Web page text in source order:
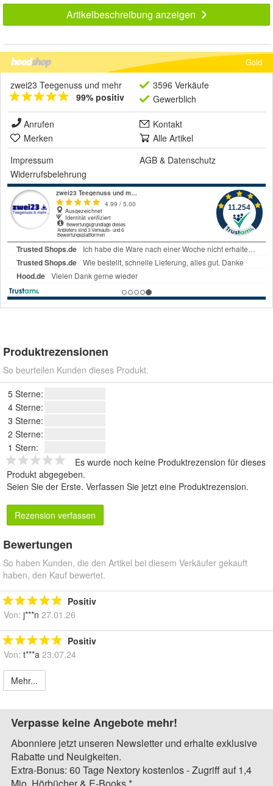
Artikelbeschreibung anzeigen
Gold
zwei23 Teegenuss und mehr
99% positiv
3596 Verkäufe
Gewerblich
Anrufen
Kontakt
Merken
Alle Artikel
Impressum
AGB & Datenschutz
Widerrufsbelehrung
Produktrezensionen
So beurteilen Kunden dieses Produkt.
5 Sterne:
4 Sterne:
3 Sterne:
2 Sterne:
1 Stern:
Es wurde noch keine Produktrezension für dieses
Produkt abgegeben.
Seien Sie der Erste. Verfassen Sie jetzt eine Produktrezension.
Rezension verfassen
Bewertungen
So haben Kunden, die den Artikel bei diesem Verkäufer gekauft
haben, den Kauf bewertet.
Positiv
Von: j***n 27.01.26
Positiv
Von: t***a 23.07.24
Mehr...
Verpasse keine Angebote mehr!
Abonniere jetzt unseren Newsletter und erhalte exklusive
Rabatte und Neuigkeiten.
Extra-Bonus: 60 Tage Nextory kostenlos - Zugriff auf 1,4
Mio. Hörbücher & E-Books.*